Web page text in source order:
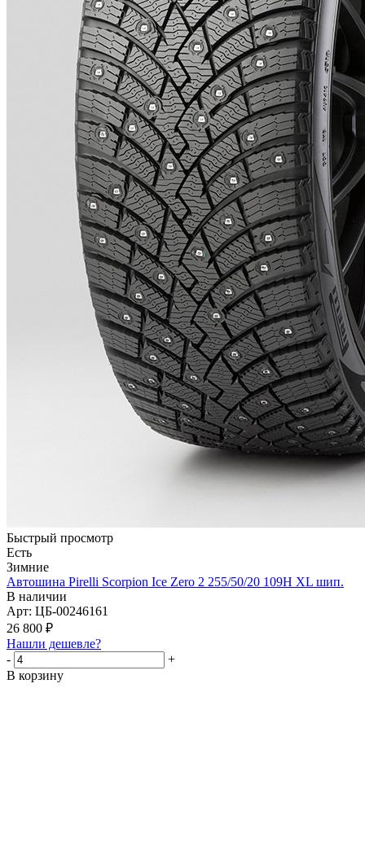
Быстрый просмотр
Есть
Зимние
Автошина Pirelli Scorpion Ice Zero 2 255/50/20 109H XL шип.
В наличии
Арт: ЦБ-00246161
26 800 ₽
Нашли дешевле?
-
+
В корзину